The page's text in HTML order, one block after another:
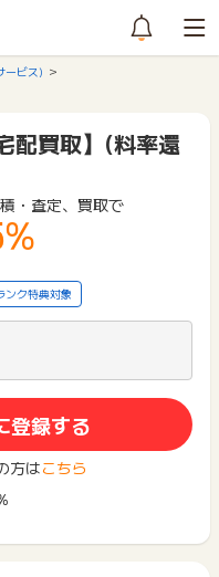
ービス)
配買取】(料率還
・査定、買取で
ンク特典対象
登録する
方はこちら